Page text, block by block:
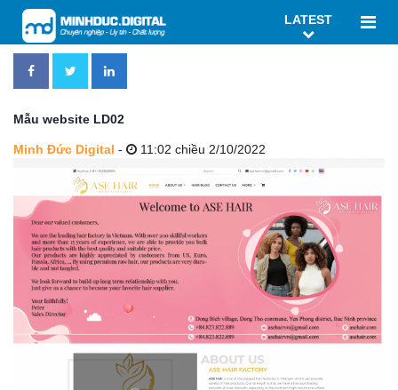
LATEST
Mẫu website LD02
Minh Đức Digital - 11:02 chiều 2/10/2022